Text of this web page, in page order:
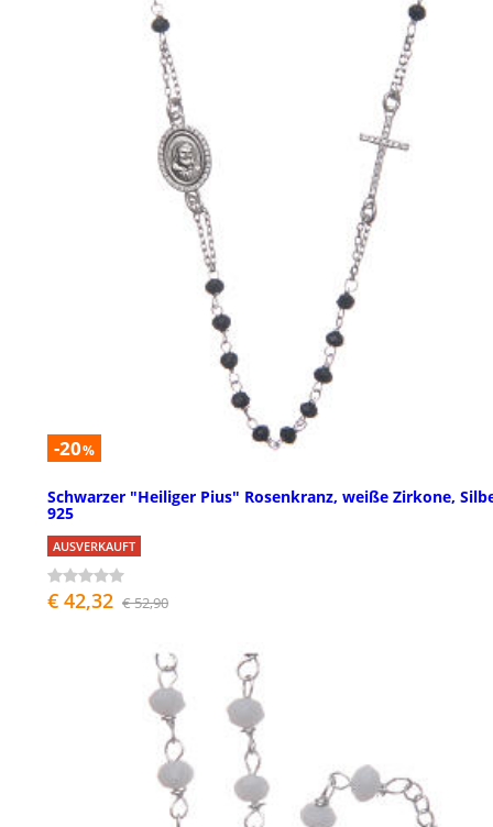
-20%
Schwarzer "Heiliger Pius" Rosenkranz, weiße Zirkone,
925
AUSVERKAUFT
€ 42,32 € 52,90